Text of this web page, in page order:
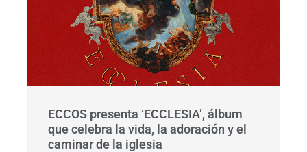
ECCOS presenta ‘ECCLESIA’, álbum
que celebra la vida, la adoración y el
caminar de la iglesia